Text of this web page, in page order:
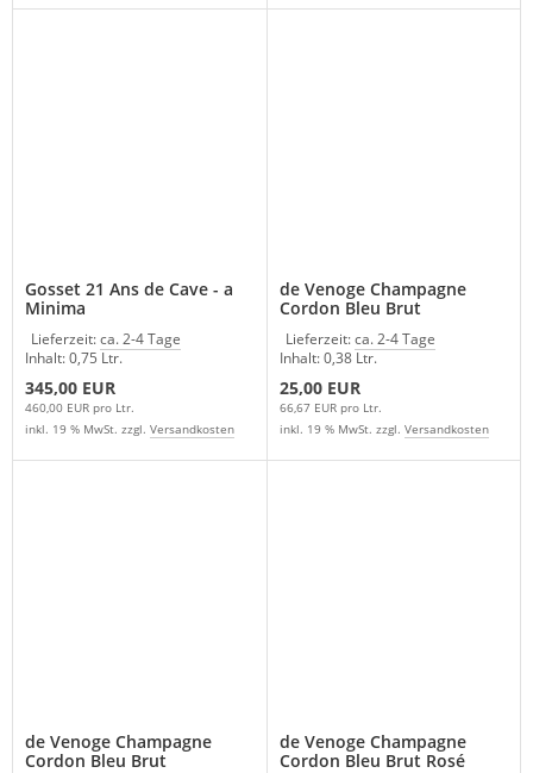
Gosset 21 Ans de Cave - a
Minima
Lieferzeit:ca. 2-4 Tage
Inhalt: 0,75 Ltr.
345,00 EUR
460,00 EUR pro Ltr.
inkl. 19 % MwSt. zzgl. Versandkosten
de Venoge Champagne
Cordon Bleu Brut
Lieferzeit:ca. 2-4 Tage
Inhalt: 0,38 Ltr.
25,00 EUR
66,67 EUR pro Ltr.
inkl. 19 % MwSt. zzgl. Versandkosten
de Venoge Champagne
Cordon Bleu Brut
de Venoge Champagne
Cordon Bleu Brut Rosé